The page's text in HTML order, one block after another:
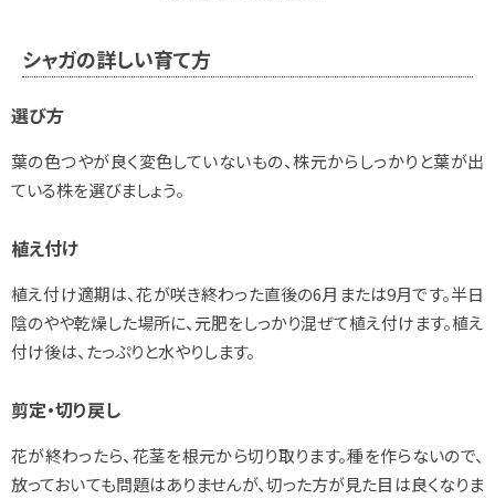
シャガの詳しい育て方
選び方
葉の色つやが良く変色していないもの、株元からしっかりと葉が出
ている株を選びましょう。
植え付け
植え付け適期は、花が咲き終わった直後の6月または9月です。半日
陰のやや乾燥した場所に、元肥をしっかり混ぜて植え付けます。植え
付け後は、たっぷりと水やりします。
剪定・切り戻し
花が終わったら、花茎を根元から切り取ります。種を作らないので、
放っておいても問題はありませんが、切った方が見た目は良くなりま